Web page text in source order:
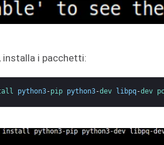
installa i pacchetti:
python3-pip python3-dev libpq-dev